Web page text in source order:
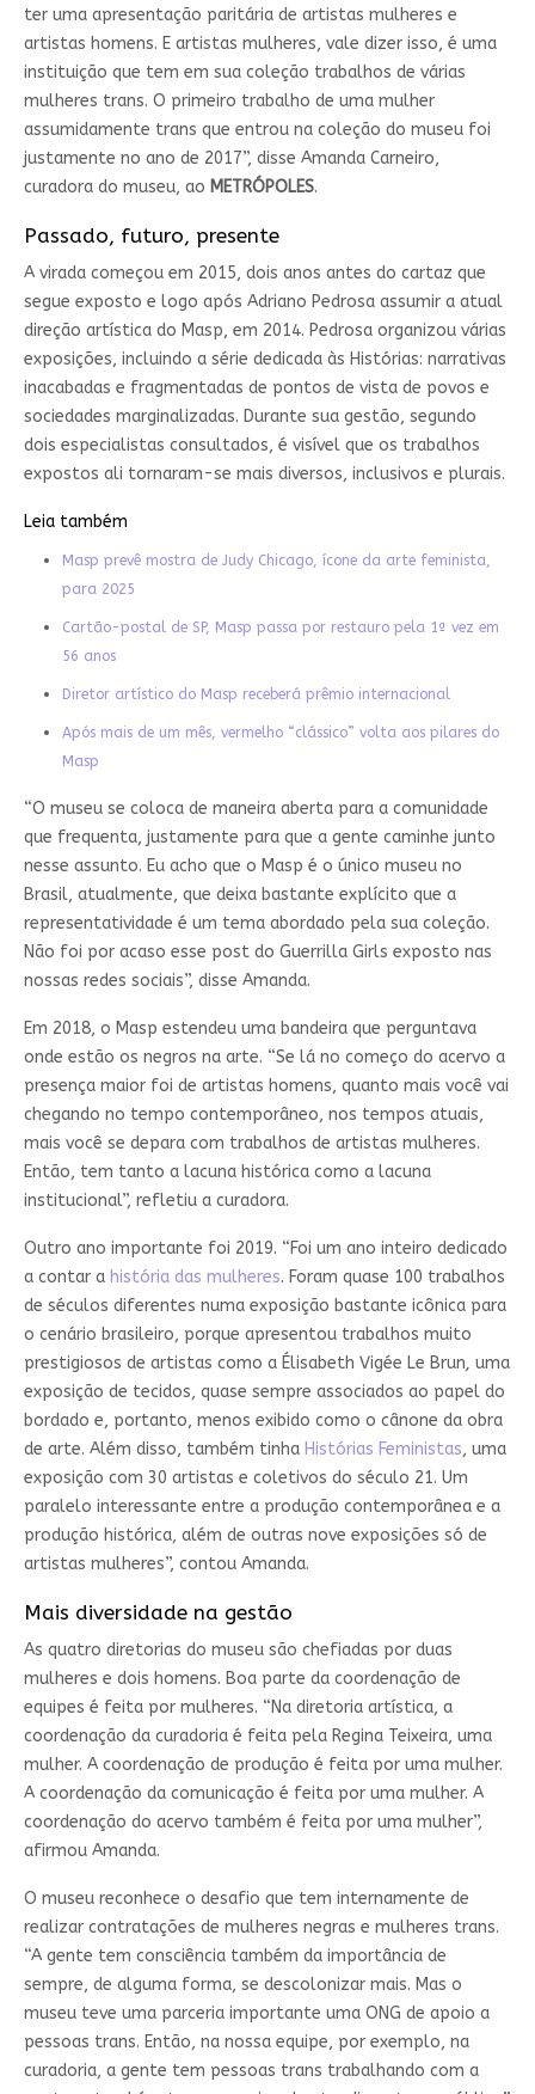
ter uma apresentação paritária de artistas mulheres e
artistas homens. E artistas mulheres, vale dizer isso, é uma
instituição que tem em sua coleção trabalhos de várias
mulheres trans. O primeiro trabalho de uma mulher
assumidamente trans que entrou na coleção do museu foi
justamente no ano de 2017”, disse Amanda Carneiro,
curadora do museu, ao METRÓPOLES.
Passado, futuro, presente
A virada começou em 2015, dois anos antes do cartaz que
segue exposto e logo após Adriano Pedrosa assumir a atual
direção artística do Masp, em 2014. Pedrosa organizou várias
exposições, incluindo a série dedicada às Histórias: narrativas
inacabadas e fragmentadas de pontos de vista de povos e
sociedades marginalizadas. Durante sua gestão, segundo
dois especialistas consultados, é visível que os trabalhos
expostos ali tornaram-se mais diversos, inclusivos e plurais.
Leia também
Masp prevê mostra de Judy Chicago, ícone da arte feminista,
para 2025
Cartão-postal de SP, Masp passa por restauro pela 1ª vez em
56 anos
Diretor artístico do Masp receberá prêmio internacional
Após mais de um mês, vermelho “clássico” volta aos pilares do
Masp
“O museu se coloca de maneira aberta para a comunidade
que frequenta, justamente para que a gente caminhe junto
nesse assunto. Eu acho que o Masp é o único museu no
Brasil, atualmente, que deixa bastante explícito que a
representatividade é um tema abordado pela sua coleção.
Não foi por acaso esse post do Guerrilla Girls exposto nas
nossas redes sociais”, disse Amanda.
Em 2018, o Masp estendeu uma bandeira que perguntava
onde estão os negros na arte. “Se lá no começo do acervo a
presença maior foi de artistas homens, quanto mais você vai
chegando no tempo contemporâneo, nos tempos atuais,
mais você se depara com trabalhos de artistas mulheres.
Então, tem tanto a lacuna histórica como a lacuna
institucional”, refletiu a curadora.
Outro ano importante foi 2019. “Foi um ano inteiro dedicado
a contar a história das mulheres. Foram quase 100 trabalhos
de séculos diferentes numa exposição bastante icônica para
o cenário brasileiro, porque apresentou trabalhos muito
prestigiosos de artistas como a Élisabeth Vigée Le Brun, uma
exposição de tecidos, quase sempre associados ao papel do
bordado e, portanto, menos exibido como o cânone da obra
de arte. Além disso, também tinha Histórias Feministas, uma
exposição com 30 artistas e coletivos do século 21. Um
paralelo interessante entre a produção contemporânea e a
produção histórica, além de outras nove exposições só de
artistas mulheres”, contou Amanda.
Mais diversidade na gestão
As quatro diretorias do museu são chefiadas por duas
mulheres e dois homens. Boa parte da coordenação de
equipes é feita por mulheres. “Na diretoria artística, a
coordenação da curadoria é feita pela Regina Teixeira, uma
mulher. A coordenação de produção é feita por uma mulher.
A coordenação da comunicação é feita por uma mulher. A
coordenação do acervo também é feita por uma mulher”,
afirmou Amanda.
O museu reconhece o desafio que tem internamente de
realizar contratações de mulheres negras e mulheres trans.
“A gente tem consciência também da importância de
sempre, de alguma forma, se descolonizar mais. Mas o
museu teve uma parceria importante uma ONG de apoio a
pessoas trans. Então, na nossa equipe, por exemplo, na
curadoria, a gente tem pessoas trans trabalhando com a